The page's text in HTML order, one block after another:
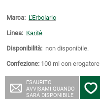
Marca: L'Erbolario
Linea: Karitè
Disponibilità: non disponibile.
Confezione: 100 ml con erogatore
ESAURITO
AVVISAMI QUANDO
SARÀ DISPONIBILE